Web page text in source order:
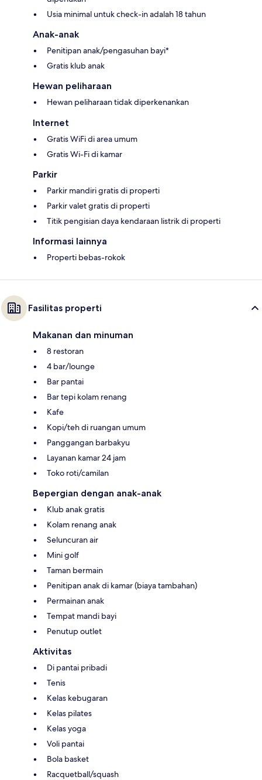
Usia minimal untuk check-in adalah 18 tahun
Anak-anak
Penitipan anak/pengasuhan bayi*
Gratis klub anak
Hewan peliharaan
Hewan peliharaan tidak diperkenankan
Internet
Gratis WiFi di area umum
Gratis Wi-Fi di kamar
Parkir
Parkir mandiri gratis di properti
Parkir valet gratis di properti
Titik pengisian daya kendaraan listrik di properti
Informasi lainnya
Properti bebas-rokok
Fasilitas properti
Makanan dan minuman
8 restoran
4 bar/lounge
Bar pantai
Bar tepi kolam renang
Kafe
Kopi/teh di ruangan umum
Panggangan barbakyu
Layanan kamar 24 jam
Toko roti/camilan
Bepergian dengan anak-anak
Klub anak gratis
Kolam renang anak
Seluncuran air
Mini golf
Taman bermain
Penitipan anak di kamar (biaya tambahan)
Permainan anak
Tempat mandi bayi
Penutup outlet
Aktivitas
Di pantai pribadi
Tenis
Kelas kebugaran
Kelas pilates
Kelas yoga
Voli pantai
Bola basket
Racquetball/squash